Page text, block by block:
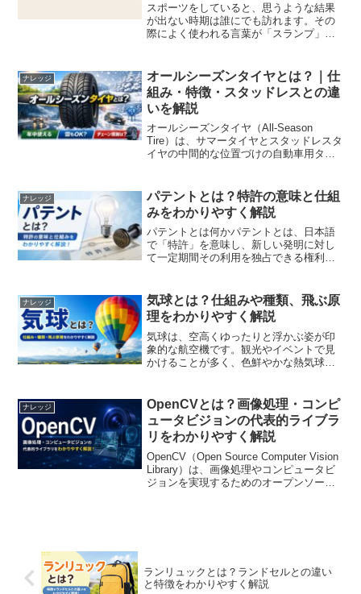
スポーツをしていると、思うような結果
が出ない時期は誰にでも訪れます。その
際によく使われる言葉が「スランプ」と
まったく異なる状態です。違いを正しく
理解することは、本人だ...
ナレッジ
オールシーズンタイヤとは？｜仕
組み・特徴・スタッドレスとの違
いを解説
オールシーズンタイヤ（All-Season
Tire）は、サマータイヤとスタッドレスタ
イヤの中間的な位置づけの自動車用タイ
積雪が少ない地域を中心に近年採用が増
えています...
ナレッジ
パテントとは？特許の意味と仕組
みをわかりやすく解説
パテントとは何かパテントとは、日本語
で「特許」を意味し、新しい発明に対し
て一定期間その利用を独占できる権利の
三者による無断使用を防ぐための制度で
す。日本では、特許庁 が...
ナレッジ
気球とは？仕組みや種類、飛ぶ原
理をわかりやすく解説
気球は、空高くゆったりと浮かぶ姿が印
象的な航空機です。観光やイベントで見
かけることが多く、色鮮やかな熱気球が
行機とは何が違うのか」と疑問に思う方
も少なくありません。この...
ナレッジ
OpenCVとは？画像処理・コンピ
ュータビジョンの代表的ライブラ
リをわかりやすく解説
OpenCV（Open Source Computer Vision
Library）は、画像処理やコンピュータビ
ジョンを実現するためのオープンソース
ランリュックとは？ランドセルとの違い
と特徴をわかりやすく解説